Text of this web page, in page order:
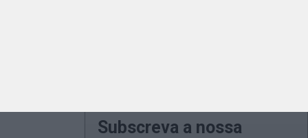
Subscreva a nossa